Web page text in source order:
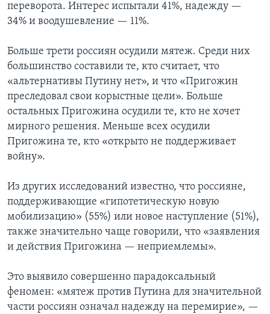
переворота. Интерес испытали 41%, надежду —
34% и воодушевление — 11%.
Больше трети россиян осудили мятеж. Среди них
большинство составили те, кто считает, что
«альтернативы Путину нет», и что «Пригожин
преследовал свои корыстные цели». Больше
остальных Пригожина осудили те, кто не хочет
мирного решения. Меньше всех осудили
Пригожина те, кто «открыто не поддерживает
войну».
Из других исследований известно, что россияне,
поддерживающие «гипотетическую новую
мобилизацию» (55%) или новое наступление (51%),
также значительно чаще говорили, что «заявления
и действия Пригожина — неприемлемы».
Это выявило совершенно парадоксальный
феномен: «мятеж против Путина для значительной
части россиян означал надежду на перемирие», —